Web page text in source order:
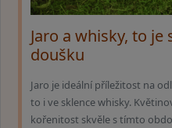
Jaro a whisky, to je
doušku
Jaro je ideální příležitost na
to i ve sklence whisky.
kořenitost skvěle s tímto